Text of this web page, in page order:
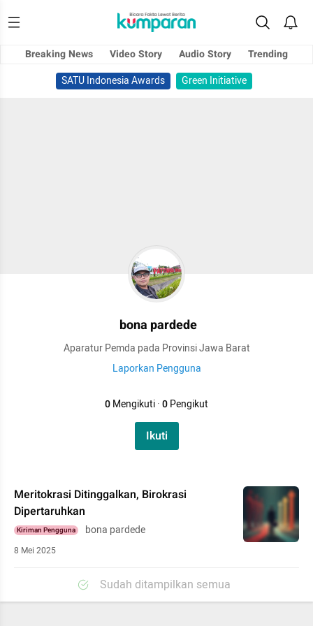
Breaking News Video Story Audio Story
Trending
SATU Indonesia Awards
Green Initiative
bona pardede
Aparatur Pemda pada Provinsi Jawa Barat
Laporkan Pengguna
0Mengikuti·0Pengikut
Ikuti
Meritokrasi Ditinggalkan, Birokrasi
Dipertaruhkan
Kiriman Pengguna bona pardede
8 Mei 2025
Sudah ditampilkan semua